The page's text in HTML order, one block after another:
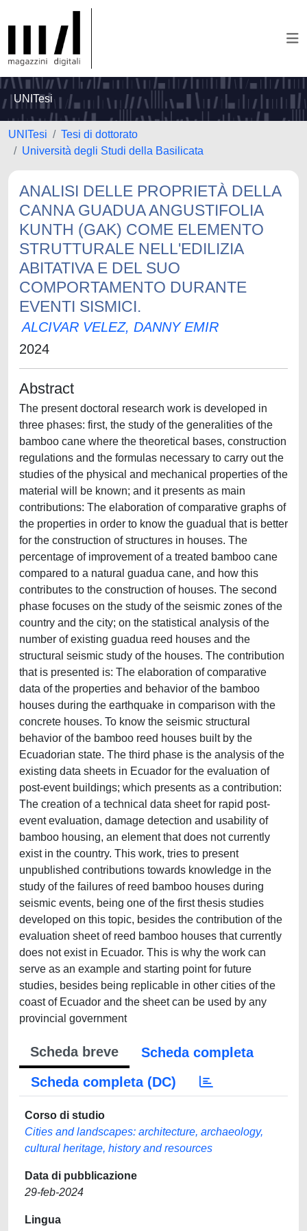
UNITesi
UNITesi
Tesi di dottorato
Università degli Studi della Basilicata
ANALISI DELLE PROPRIETÀ DELLA
CANNA GUADUA ANGUSTIFOLIA
KUNTH (GAK) COME ELEMENTO
STRUTTURALE NELL'EDILIZIA
ABITATIVA E DEL SUO
COMPORTAMENTO DURANTE
EVENTI SISMICI.
ALCIVAR VELEZ, DANNY EMIR
2024
Abstract
The present doctoral research work is developed in
three phases: first, the study of the generalities of the
bamboo cane where the theoretical bases, construction
regulations and the formulas necessary to carry out the
studies of the physical and mechanical properties of the
material will be known; and it presents as main
contributions: The elaboration of comparative graphs of
the properties in order to know the guadual that is better
for the construction of structures in houses. The
percentage of improvement of a treated bamboo cane
compared to a natural guadua cane, and how this
contributes to the construction of houses. The second
phase focuses on the study of the seismic zones of the
country and the city; on the statistical analysis of the
number of existing guadua reed houses and the
structural seismic study of the houses. The contribution
that is presented is: The elaboration of comparative
data of the properties and behavior of the bamboo
houses during the earthquake in comparison with the
concrete houses. To know the seismic structural
behavior of the bamboo reed houses built by the
Ecuadorian state. The third phase is the analysis of the
existing data sheets in Ecuador for the evaluation of
post-event buildings; which presents as a contribution:
The creation of a technical data sheet for rapid post-
event evaluation, damage detection and usability of
bamboo housing, an element that does not currently
exist in the country. This work, tries to present
unpublished contributions towards knowledge in the
study of the failures of reed bamboo houses during
seismic events, being one of the first thesis studies
developed on this topic, besides the contribution of the
evaluation sheet of reed bamboo houses that currently
does not exist in Ecuador. This is why the work can
serve as an example and starting point for future
studies, besides being replicable in other cities of the
coast of Ecuador and the sheet can be used by any
provincial government
Scheda breve
Scheda completa
Scheda completa (DC)
Corso di studio
Cities and landscapes: architecture, archaeology,
cultural heritage, history and resources
Data di pubblicazione
29-feb-2024
Lingua